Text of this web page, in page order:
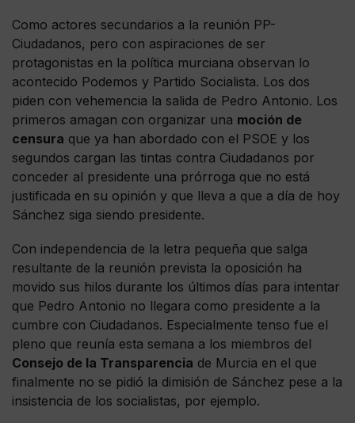
Como actores secundarios a la reunión PP-
Ciudadanos, pero con aspiraciones de ser
protagonistas en la política murciana observan lo
acontecido Podemos y Partido Socialista. Los dos
piden con vehemencia la salida de Pedro Antonio. Los
primeros amagan con organizar una moción de
censura que ya han abordado con el PSOE y los
segundos cargan las tintas contra Ciudadanos por
conceder al presidente una prórroga que no está
justificada en su opinión y que lleva a que a día de hoy
Sánchez siga siendo presidente.
Con independencia de la letra pequeña que salga
resultante de la reunión prevista la oposición ha
movido sus hilos durante los últimos días para intentar
que Pedro Antonio no llegara como presidente a la
cumbre con Ciudadanos. Especialmente tenso fue el
pleno que reunía esta semana a los miembros del
Consejo de la Transparencia de Murcia en el que
finalmente no se pidió la dimisión de Sánchez pese a la
insistencia de los socialistas, por ejemplo.